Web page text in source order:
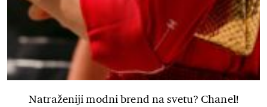
Natraženiji modni brend na svetu? Chanel!